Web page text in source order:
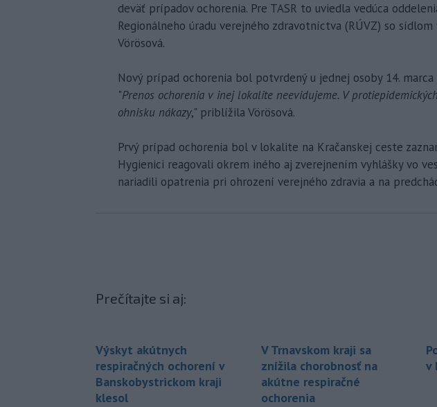
deväť prípadov ochorenia. Pre TASR to uviedla vedúca
Regionálneho úradu verejného zdravotníctva (RÚVZ) so
Vörösová.
Nový prípad ochorenia bol potvrdený u jednej osoby 14. marca
"Prenos ochorenia v inej lokalite neevidujeme. V
ohnisku nákazy," priblížila Vörösová.
Prvý prípad ochorenia bol v lokalite na Kračanskej ceste
Hygienici reagovali okrem iného aj zverejnením vyhlášky vo
nariadili opatrenia pri ohrození verejného zdravia a na
Prečítajte si aj:
Výskyt akútnych
respiračných ochorení v
Banskobystrickom kraji
klesol
V Trnavskom kraji sa
znížila chorobnosť na
akútne respiračné
ochorenia
v